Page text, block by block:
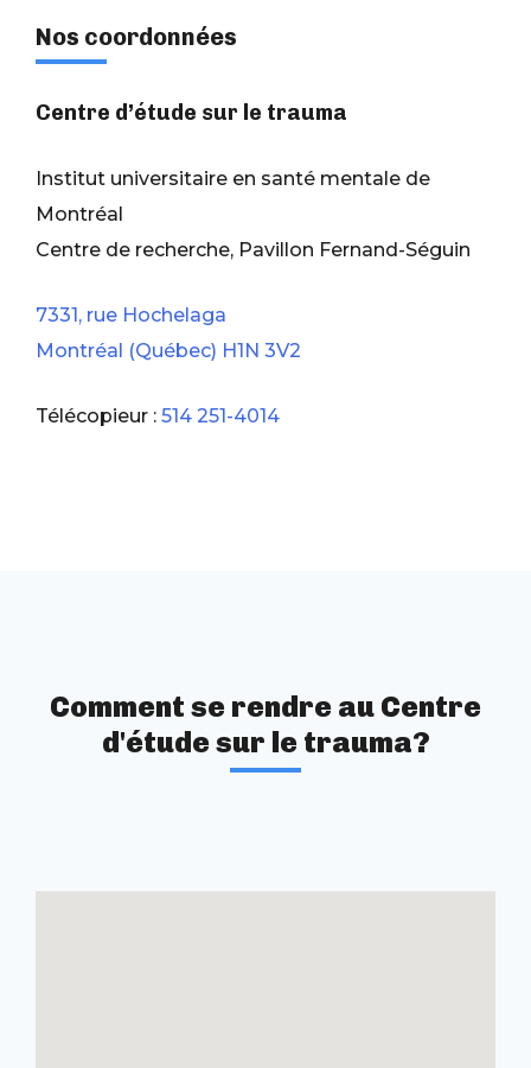
Nos coordonnées
Centre d’étude sur le trauma
Institut universitaire en santé mentale de
Montréal
Centre de recherche, Pavillon Fernand-Séguin
7331, rue Hochelaga
Montréal (Québec) H1N 3V2
Télécopieur : 514 251-4014
Comment se rendre au Centre
d'étude sur le trauma?